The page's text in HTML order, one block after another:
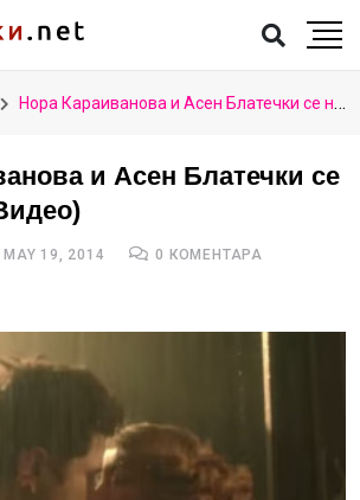
Нора Караиванова и Асен Блатечки се награбиха (Видео)
и Асен Блатечки се
MAY 19, 2014
0 КОМЕНТАРА